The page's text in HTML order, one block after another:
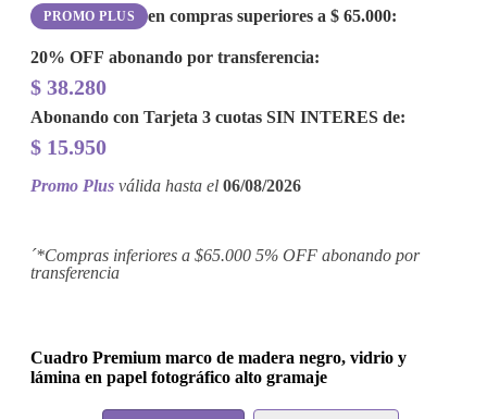
PROMO PLUS en compras superiores a $ 65.000:
20% OFF abonando por transferencia:
$ 38.280
Abonando con Tarjeta 3 cuotas SIN INTERES de:
$ 15.950
Promo Plus válida hasta el 06/08/2026
´*Compras inferiores a $65.000 5% OFF abonando por
transferencia
Cuadro Premium marco de madera negro, vidrio y
lámina en papel fotográfico alto gramaje